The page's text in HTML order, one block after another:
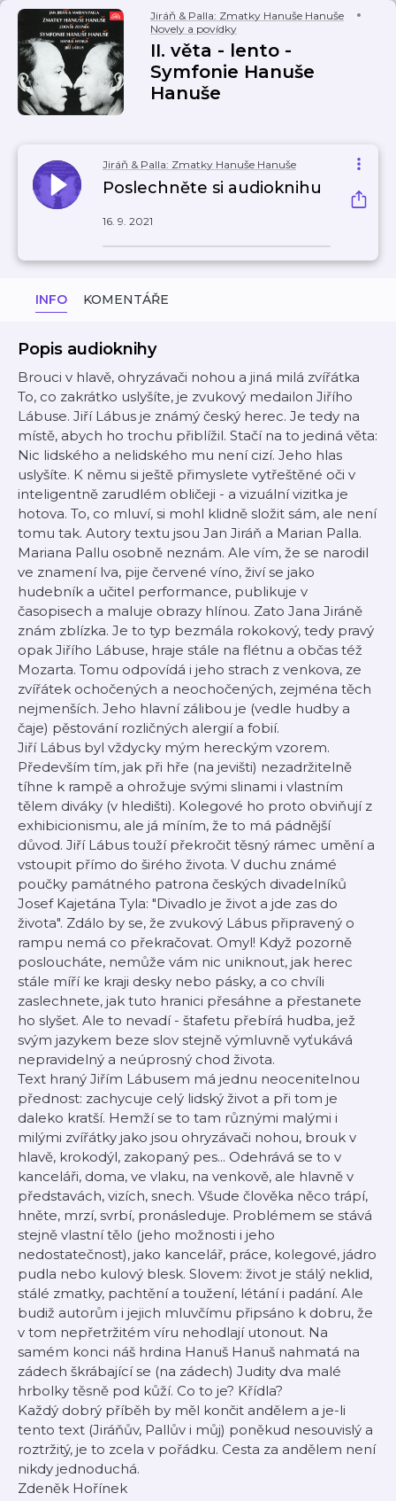
Jiráň & Palla: Zmatky Hanuše Hanuše
Novely a povídky
II. věta - lento -
Symfonie Hanuše
Hanuše
Jiráň & Palla: Zmatky Hanuše Hanuše
Poslechněte si audioknihu
16. 9. 2021
INFO KOMENTÁŘE
Popis audioknihy
Brouci v hlavě, ohryzávači nohou a jiná milá zvířátka
To, co zakrátko uslyšíte, je zvukový medailon Jiřího
Lábuse. Jiří Lábus je známý český herec. Je tedy na
místě, abych ho trochu přiblížil. Stačí na to jediná věta:
Nic lidského a nelidského mu není cizí. Jeho hlas
uslyšíte. K němu si ještě přimyslete vytřeštěné oči v
inteligentně zarudlém obličeji - a vizuální vizitka je
hotova. To, co mluví, si mohl klidně složit sám, ale není
tomu tak. Autory textu jsou Jan Jiráň a Marian Palla.
Mariana Pallu osobně neznám. Ale vím, že se narodil
ve znamení lva, pije červené víno, živí se jako
hudebník a učitel performance, publikuje v
časopisech a maluje obrazy hlínou. Zato Jana Jiráně
znám zblízka. Je to typ bezmála rokokový, tedy pravý
opak Jiřího Lábuse, hraje stále na flétnu a občas též
Mozarta. Tomu odpovídá i jeho strach z venkova, ze
zvířátek ochočených a neochočených, zejména těch
nejmenších. Jeho hlavní zálibou je (vedle hudby a
čaje) pěstování rozličných alergií a fobií.
Jiří Lábus byl vždycky mým hereckým vzorem.
Především tím, jak při hře (na jevišti) nezadržitelně
tíhne k rampě a ohrožuje svými slinami i vlastním
tělem diváky (v hledišti). Kolegové ho proto obviňují z
exhibicionismu, ale já míním, že to má pádnější
důvod. Jiří Lábus touží překročit těsný rámec umění a
vstoupit přímo do širého života. V duchu známé
poučky památného patrona českých divadelníků
Josef Kajetána Tyla: "Divadlo je život a jde zas do
života". Zdálo by se, že zvukový Lábus připravený o
rampu nemá co překračovat. Omyl! Když pozorně
posloucháte, nemůže vám nic uniknout, jak herec
stále míří ke kraji desky nebo pásky, a co chvíli
zaslechnete, jak tuto hranici přesáhne a přestanete
ho slyšet. Ale to nevadí - štafetu přebírá hudba, jež
svým jazykem beze slov stejně výmluvně vyťukává
nepravidelný a neúprosný chod života.
Text hraný Jiřím Lábusem má jednu neocenitelnou
přednost: zachycuje celý lidský život a při tom je
daleko kratší. Hemží se to tam různými malými i
milými zvířátky jako jsou ohryzávači nohou, brouk v
hlavě, krokodýl, zakopaný pes... Odehrává se to v
kanceláři, doma, ve vlaku, na venkově, ale hlavně v
představách, vizích, snech. Všude člověka něco trápí,
hněte, mrzí, svrbí, pronásleduje. Problémem se stává
stejně vlastní tělo (jeho možnosti i jeho
nedostatečnost), jako kancelář, práce, kolegové, jádro
pudla nebo kulový blesk. Slovem: život je stálý neklid,
stálé zmatky, pachtění a toužení, létání i padání. Ale
budiž autorům i jejich mluvčímu připsáno k dobru, že
v tom nepřetržitém víru nehodlají utonout. Na
samém konci náš hrdina Hanuš Hanuš nahmatá na
zádech škrábající se (na zádech) Judity dva malé
hrbolky těsně pod kůží. Co to je? Křídla?
Každý dobrý příběh by měl končit andělem a je-li
tento text (Jiráňův, Pallův i můj) poněkud nesouvislý a
roztržitý, je to zcela v pořádku. Cesta za andělem není
nikdy jednoduchá.
Zdeněk Hořínek